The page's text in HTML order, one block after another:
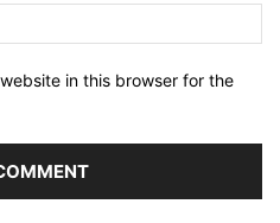
in this browser for the